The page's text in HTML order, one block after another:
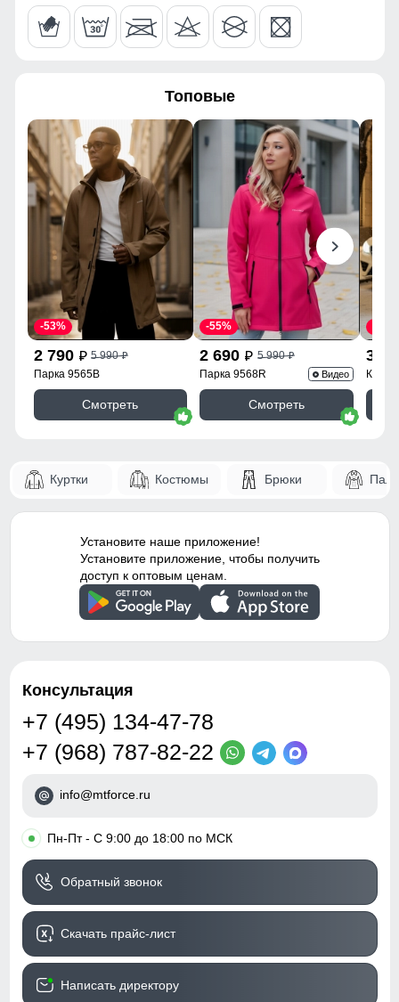
Длина подола Средняя длина
Внутренние карманы Нет
Опции капюшона Без капюшона
Внутренние швы Прошиты
Вид застежки Молния
Особенности модели Молодежная
Дизайн и стиль
Вид одежды Свободная модель
Стиль
Спортивный,
повседневный, вечерний
Коллекция Весна-лето 2025
Упаковка и размеры
Тип упаковки Пакет
серый
Вес
Описание
подлежит возврату и обмену.
Образец!
Топовые
2 790 p 5 990p
-53%
Парка 9565B
Смотреть
2 690 p 5 990p
-55%
Парка 9568R Видео
Смотреть
3
Куртки Костюмы Брюки
Установите наше приложение!
Установите приложение, чтобы получить
доступ к оптовым ценам.
Консультация
+7 (495) 134-47-78
+7 (968) 787-82-22
info@mtforce.ru
• Пн-Пт - С 9:00 до 18:00 по МСК
Обратный звонок
Скачать прайс-лист
Написать директору